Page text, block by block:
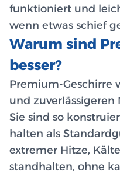
funktioniert und
wenn etwas schief
Warum sind
besser?
Premium-Geschirre
und
Sie sind so
halten als
extremer Hitze,
standhalten, ohne